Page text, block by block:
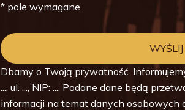
* pole wymagane
Dbamy o Twoją prywatność.
..., ul. ..., NIP: .... Podane dane będą
informacji na temat danych osobowych